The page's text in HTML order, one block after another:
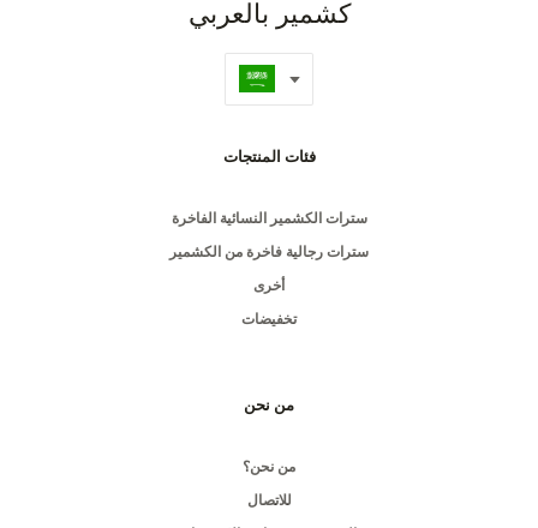
كشمير بالعربي
فئات المنتجات
سترات الكشمير النسائية الفاخرة
سترات رجالية فاخرة من الكشمير
أخرى
تخفيضات
من نحن
من نحن؟
للاتصال